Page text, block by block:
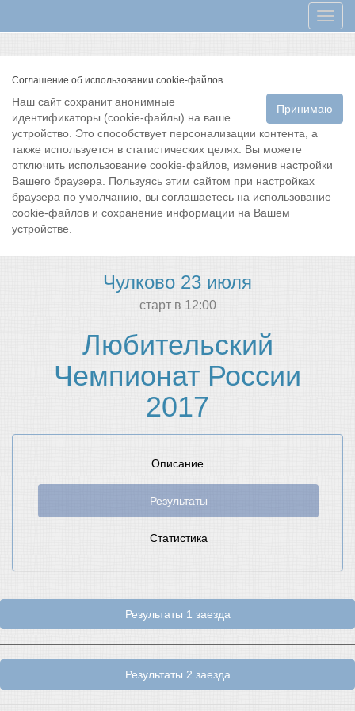
Меню
Соглашение об использовании cookie-файлов
Принимаю
Наш сайт сохранит анонимные
идентификаторы (cookie-файлы) на ваше
устройство. Это способствует персонализации контента, а
также используется в статистических целях. Вы можете
отключить использование cookie-файлов, изменив настройки
Вашего браузера. Пользуясь этим сайтом при настройках
браузера по умолчанию, вы соглашаетесь на использование
cookie-файлов и сохранение информации на Вашем
устройстве.
Чулково 23 июля
cтарт в 12:00
Любительский
Чемпионат России
2017
Описание
Результаты
Статистика
Результаты 1 заезда
Результаты 2 заезда